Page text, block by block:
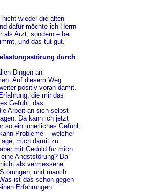
wieder die alten
dafür möchte ich Herrn
als Arzt, sondern – bei
und das tut gut.
durch
Dingen an
Auf diesem Weg
positiv voran damit.
die mir das
Gefühl, das
Arbeit an sich selbst
Da kann ich jetzt
so ein innerliches Gefühl,
Probleme - welcher
mich damit zu
mit Geduld für mich
Angststörung? Da
als vermessene
und manch
ist das schon gegen
Erfahrungen.